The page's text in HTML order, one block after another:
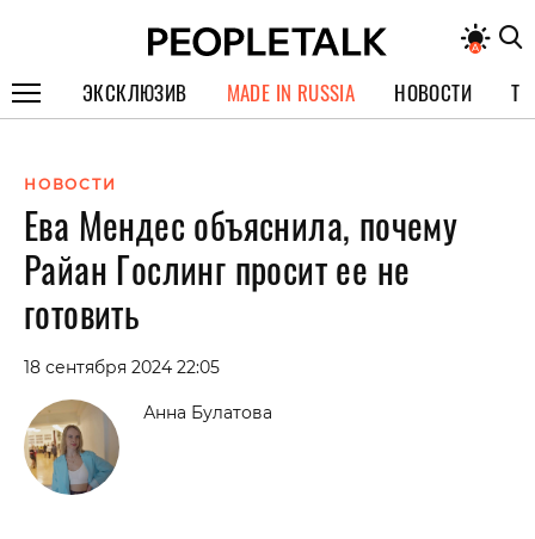
ЭКСКЛЮЗИВ
СПЕЦПРОЕКТЫ
ИНТЕРВЬЮ
ПОКОЛЕНИЕ
MADE IN RUSSIA НОВОСТИ
НОВОСТИ
Ева Мендес объяснила, почему
Райан Гослинг просит ее не
готовить
18 сентября 2024 22:05
Анна Булатова